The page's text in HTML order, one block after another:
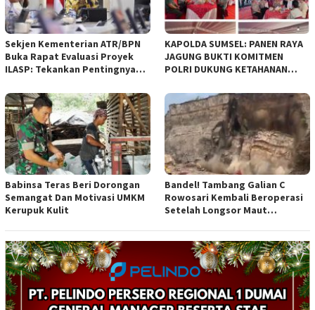
Sekjen Kementerian ATR/BPN
Buka Rapat Evaluasi Proyek
ILASP: Tekankan Pentingnya
Anggaran
KAPOLDA SUMSEL: PANEN RAYA
JAGUNG BUKTI KOMITMEN
POLRI DUKUNG KETAHANAN
Babinsa Teras Beri Dorongan
Semangat Dan Motivasi UMKM
Kerupuk Kulit
Bandel! Tambang Galian C
Rowosari Kembali Beroperasi
Setelah Longsor Maut